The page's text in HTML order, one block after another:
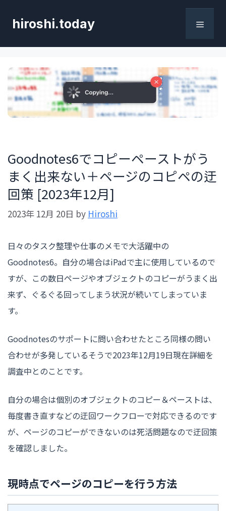
ン
ス
キ
ッ
hiroshi.today
Goodnotes6でコピーペーストがう
まく出来ない＋ページのコピペの迂
回策 [2023年12月]
2023年 12月 20日 by Hiroshi
日々のタスク整理や仕事のメモで大活躍中の
Goodnotes6。自分の場合はiPadで主に使用しているので
すが、この数日ページやオブジェクトのコピーがうまく出
来ず、ぐるぐる回ってしまう状況が続いてしまっていま
す。
Goodnotesのサポートに問い合わせたところ同様の問い
合わせが多発しているそうで2023年12月19日現在詳細を
調査中とのことです。
自分の場合は個別のオブジェクトのコピー＆ペーストは、
毎度書き直すなどの迂回ワークフローで対応できるのです
が、ページのコピーができないのは死活問題なので迂回策
を確認しました。
現時点でページのコピーを行う方法